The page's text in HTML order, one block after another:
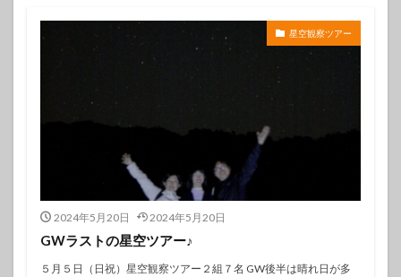
星空観察ツアー
2024年5月20日 2024年5月20日
GWラストの星空ツアー♪
５月５日（日祝）星空観察ツアー２組７名 GW後半は晴れ日が多